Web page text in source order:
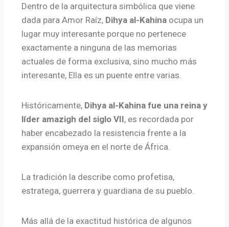
Dentro de la arquitectura simbólica que viene
dada para Amor Raíz, Dihya al-Kahina ocupa un
lugar muy interesante porque no pertenece
exactamente a ninguna de las memorias
actuales de forma exclusiva, sino mucho más
interesante, Ella es un puente entre varias.
Históricamente, Dihya al-Kahina fue una reina y
líder amazigh del siglo VII, es recordada por
haber encabezado la resistencia frente a la
expansión omeya en el norte de África.
La tradición la describe como profetisa,
estratega, guerrera y guardiana de su pueblo.
Más allá de la exactitud histórica de algunos